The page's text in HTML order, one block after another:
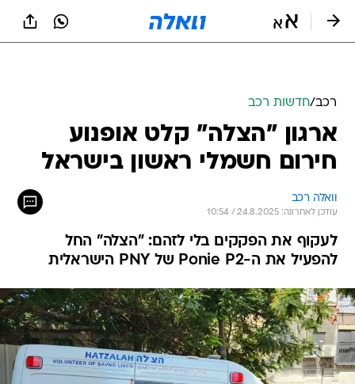
רכב/חדשות רכב
ארגון "הצלה" קלט אופנוע
חירום חשמלי ראשון בישראל
וואלה רכב
עודכן לאחרונה: 24.8.2025 / 10:54
לעקוף את הפקקים בלי לזהם: "הצלה" החל
להפעיל את ה-Ponie P2 של PNY הישראלית